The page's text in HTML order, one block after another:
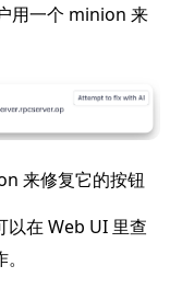
用一个 minion 来
来修复它的按钮
在 Web UI 里查